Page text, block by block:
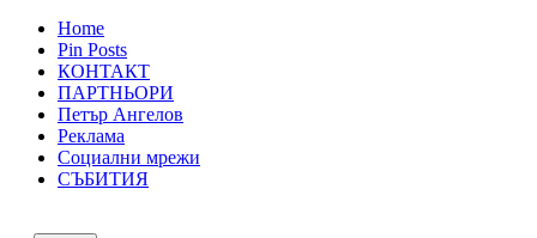
Home
Pin Posts
КОНТАКТ
ПАРТНЬОРИ
Петър Ангелов
Реклама
Социални мрежи
СЪБИТИЯ